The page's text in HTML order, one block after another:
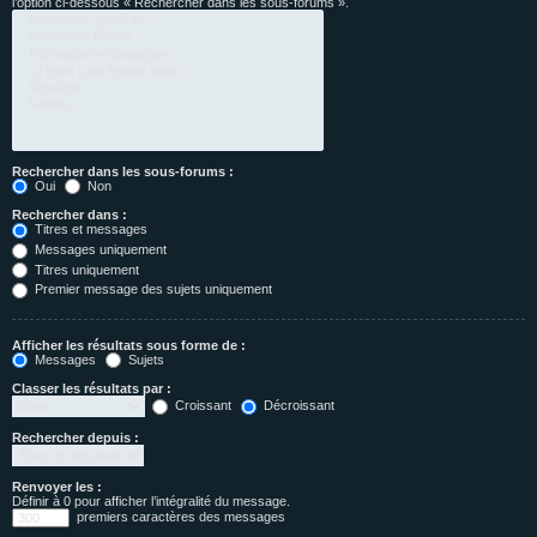
Rechercher dans les sous-forums :
Oui
Non
Rechercher dans :
Titres et messages
Messages uniquement
Titres uniquement
Premier message des sujets uniquement
Afficher les résultats sous forme de :
Messages
Sujets
Classer les résultats par :
Croissant
Décroissant
Rechercher depuis :
Renvoyer les :
Définir à 0 pour afficher l’intégralité du message.
premiers caractères des messages